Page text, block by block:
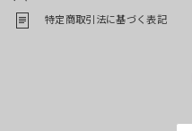
特定商取引法に基づく表記